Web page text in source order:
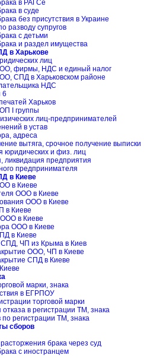
в РАГСе
в суде
без присутствия в Украине
разводу супругов
с детьми
и раздел имущества
в Харькове
лиц
фирмы, НДС и единый налог
СПД в Харьковском районе
НДС
6
Харьков
I группы
лиц-предпринимателей
в устав
адреса
вытяга, срочное получение выписки
юридических и физ. лиц
ликвидация предприятия
предпринимателя
в Киеве
в Киеве
ООО в Киеве
ООО в Киеве
в Киеве
в Киеве
ООО в Киеве
в Киеве
ЧП из Крыма в Киев
ООО, ЧП в Киеве
СПД в Киеве
марки, знака
в ЕГРПОУ
торговой марки
в регистрации ТМ, знака
регистрации ТМ, знака
сборов
брака через суд
с иностранцем